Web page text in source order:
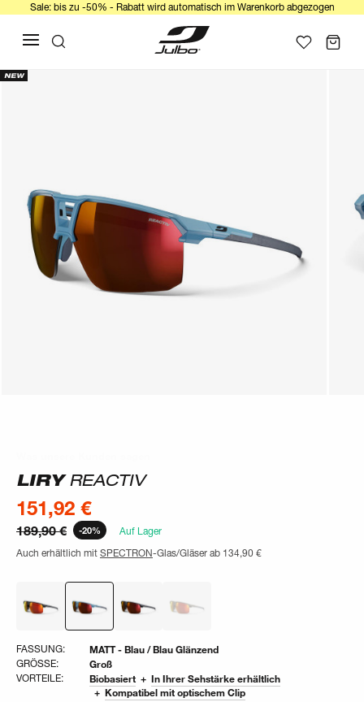
Sale: bis zu -50% - Rabatt wird automatisch im Warenkorb abgezogen
LIRYREACTIV
151,92 €
189,90 € -20%
Auf Lager
Auch erhältlich mit SPECTRON-Glas/Gläser ab 134,90 €
FASSUNG: MATT - Blau / Blau Glänzend
GRÖSSE: Groß
VORTEILE: Biobasiert
In Ihrer Sehstärke erhältlich
Kompatibel mit optischem Clip
NEW